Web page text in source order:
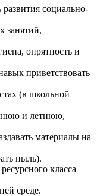
социально-
занятий,
опрятность и
приветствовать
(в школьной
и летнюю,
материалы на
пыль).
класса
среде.